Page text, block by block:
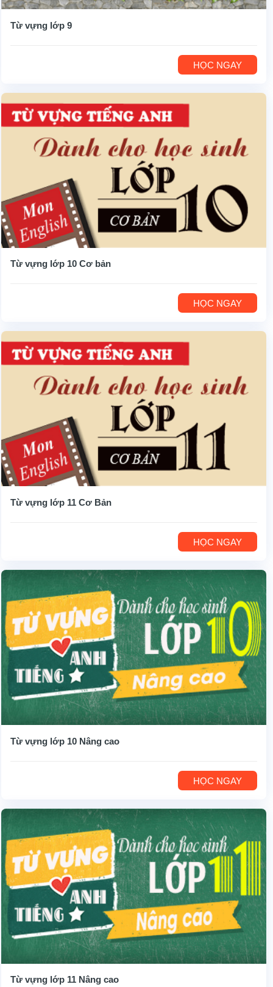
Từ vựng lớp 9
HỌC NGAY
Từ vựng lớp 10 Cơ bản
HỌC NGAY
Từ vựng lớp 11 Cơ Bản
HỌC NGAY
Từ vựng lớp 10 Nâng cao
HỌC NGAY
Từ vựng lớp 11 Nâng cao